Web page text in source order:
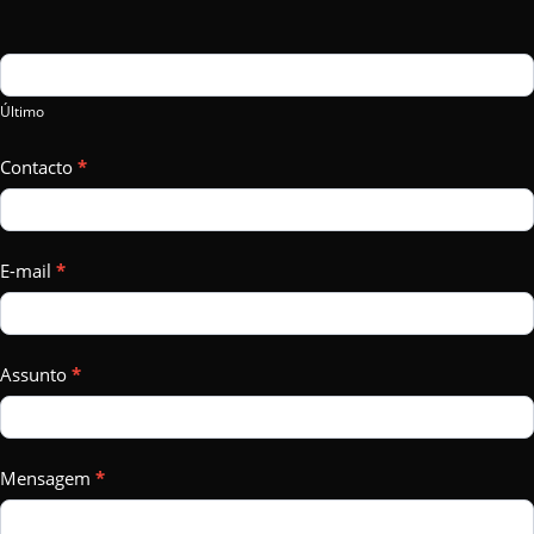
Último
Contacto *
E-mail *
Assunto *
Mensagem *
this
blank.